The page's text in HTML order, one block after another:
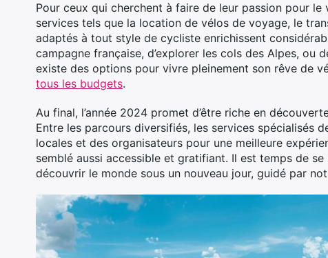
Pour ceux qui cherchent à faire de leur passion pour
services tels que la location de vélos de voyage, le
adaptés à tout style de cycliste enrichissent
campagne française, d’explorer les cols des Alpes, ou
existe des options pour vivre pleinement son rêve de
tous les budgets.
Au final, l’année 2024 promet d’être riche en
Entre les parcours diversifiés, les services spécialisés
locales et des organisateurs pour une meilleure
semblé aussi accessible et gratifiant. Il est temps de
découvrir le monde sous un nouveau jour, guidé par